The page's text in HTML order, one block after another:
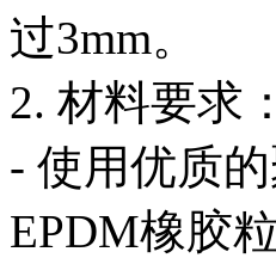
过3mm。
2. 材料要求：
- 使用优质
EPDM橡胶